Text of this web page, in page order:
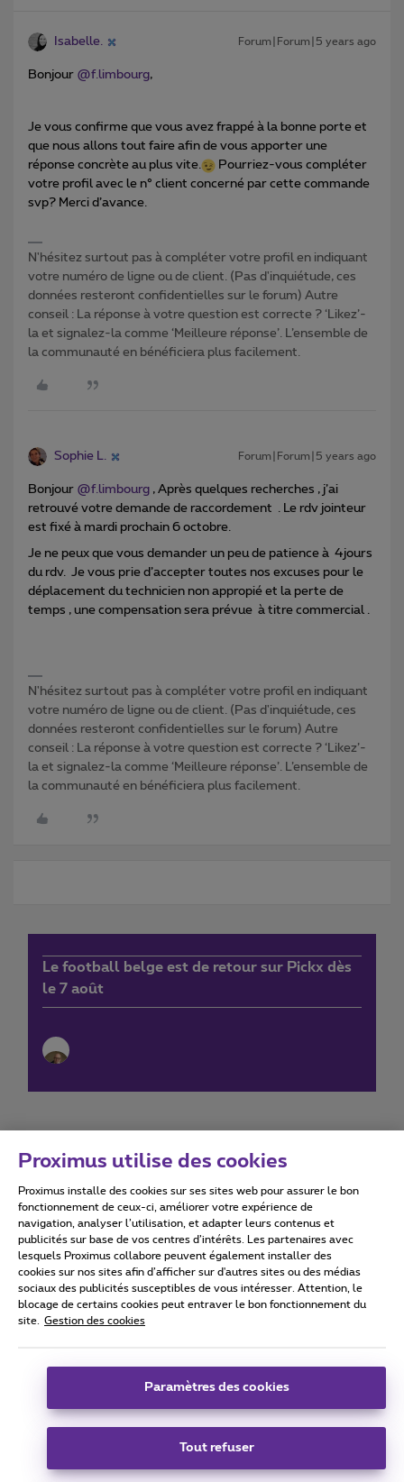
Isabelle. Forum|Forum|5 years ago
Bonjour @f.limbourg,
Je vous confirme que vous avez frappé à la bonne porte et
que nous allons tout faire afin de vous apporter une
réponse concrète au plus vite.
Pourriez-vous compléter
votre profil avec le n° client concerné par cette commande
svp? Merci d’avance.
N'hésitez surtout pas à compléter votre profil en indiquant
votre numéro de ligne ou de client. (Pas d'inquiétude, ces
données resteront confidentielles sur le forum) Autre
conseil : La réponse à votre question est correcte ? ‘Likez’-
la et signalez-la comme ‘Meilleure réponse’. L’ensemble de
la communauté en bénéficiera plus facilement.
Sophie L. Forum|Forum|5 years ago
Bonjour @f.limbourg , Après quelques recherches , j’ai
retrouvé votre demande de raccordement . Le rdv jointeur
est fixé à mardi prochain 6 octobre.
Je ne peux que vous demander un peu de patience à 4jours
du rdv. Je vous prie d’accepter toutes nos excuses pour le
déplacement du technicien non appropié et la perte de
temps , une compensation sera prévue à titre commercial .
N'hésitez surtout pas à compléter votre profil en indiquant
votre numéro de ligne ou de client. (Pas d'inquiétude, ces
données resteront confidentielles sur le forum) Autre
conseil : La réponse à votre question est correcte ? ‘Likez’-
la et signalez-la comme ‘Meilleure réponse’. L’ensemble de
la communauté en bénéficiera plus facilement.
Le football belge est de retour sur Pickx dès
le 7 août
Conditions d'utilisation Accessibility statement
Tous droits réservés. © 2026
Conditions générales, info consommateur
Coordonnées de l’entreprise
Boulevard du Roi Albert II 27 - B-1030 Bruxelles.
Proximus utilise des cookies
Proximus installe des cookies sur ses sites web pour assurer le bon
fonctionnement de ceux-ci, améliorer votre expérience de
navigation, analyser l’utilisation, et adapter leurs contenus et
publicités sur base de vos centres d’intérêts. Les partenaires avec
lesquels Proximus collabore peuvent également installer des
cookies sur nos sites afin d’afficher sur d'autres sites ou des médias
sociaux des publicités susceptibles de vous intéresser. Attention, le
blocage de certains cookies peut entraver le bon fonctionnement du
site.
Gestion des cookies
Paramètres des cookies
Tout refuser